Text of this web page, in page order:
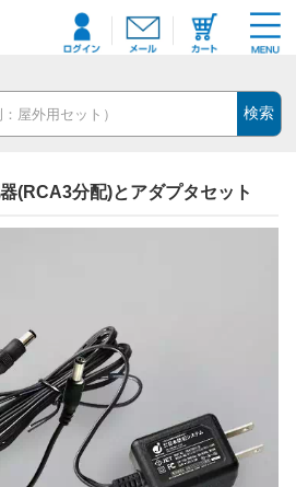
検索
(RCA3分配)とアダプタセット